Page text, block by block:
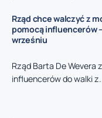
Rząd chce walczyć z
pomocą influencerów
wrześniu
Rząd Barta De
influencerów do walki